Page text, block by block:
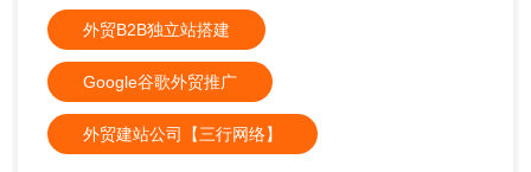
外贸B2B独立站搭建
Google谷歌外贸推广
外贸建站公司【三行网络】